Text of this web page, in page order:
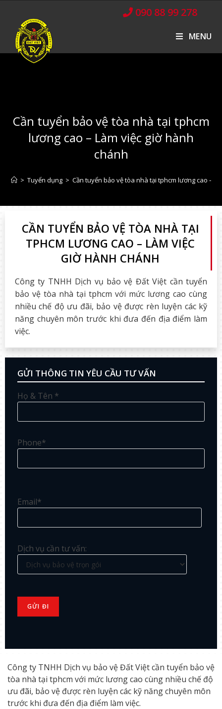
090 88 99 278
MENU
Cần tuyển bảo vệ tòa nhà tại tphcm
lương cao – Làm việc giờ hành
chánh
> Tuyển dụng > Cần tuyển bảo vệ tòa nhà tại tphcm lương cao –
CẦN TUYỂN BẢO VỆ TÒA NHÀ TẠI
TPHCM LƯƠNG CAO – LÀM VIỆC
GIỜ HÀNH CHÁNH
Công ty TNHH Dịch vụ bảo vệ Đất Việt cần tuyển
bảo vệ tòa nhà tại tphcm với mức lương cao cùng
nhiều chế độ ưu đãi, bảo vệ được rèn luyện các kỹ
năng chuyên môn trước khi đưa đến địa điểm làm
việc.
GỬI THÔNG TIN YÊU CẦU TƯ VẤN
Họ & Tên *
Phone*
Email*
Dịch vụ cần tư vấn:
Công ty TNHH Dịch vụ bảo vệ Đất Việt cần tuyển bảo vệ
tòa nhà tại tphcm với mức lương cao cùng nhiều chế độ
ưu đãi, bảo vệ được rèn luyện các kỹ năng chuyên môn
trước khi đưa đến địa điểm làm việc.